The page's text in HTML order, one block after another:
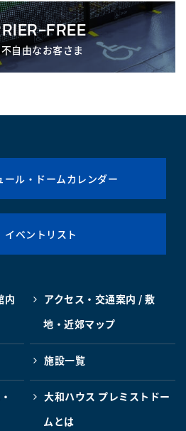
FREE
自由なお客さま
ール・ドームカレンダー
イベントリスト
内
アクセス・交通案内 / 敷
地・近郊マップ
施設一覧
大和ハウス プレミストドー
ムとは